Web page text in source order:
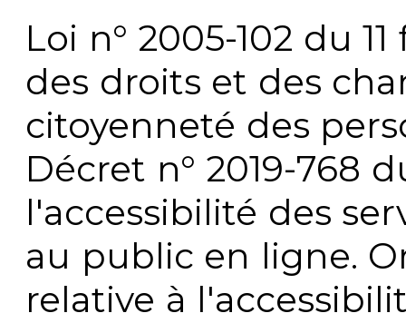
Loi n° 2005-102 du
des droits et des
citoyenneté des
Décret n° 2019-768
l'accessibilité des
au public en ligne.
relative à